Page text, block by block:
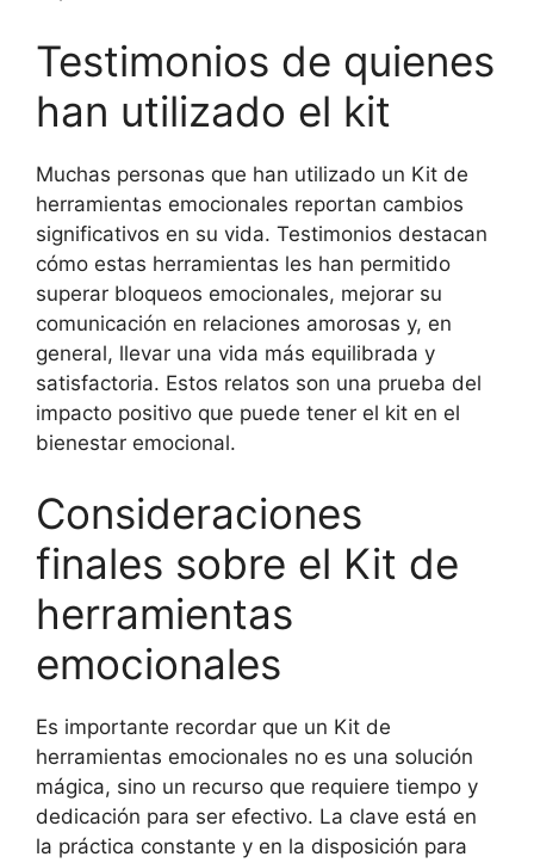
Testimonios de quienes
han utilizado el kit
Muchas personas que han utilizado un Kit de
herramientas emocionales reportan cambios
significativos en su vida. Testimonios destacan
cómo estas herramientas les han permitido
superar bloqueos emocionales, mejorar su
comunicación en relaciones amorosas y, en
general, llevar una vida más equilibrada y
satisfactoria. Estos relatos son una prueba del
impacto positivo que puede tener el kit en el
bienestar emocional.
Consideraciones
finales sobre el Kit de
herramientas
emocionales
Es importante recordar que un Kit de
herramientas emocionales no es una solución
mágica, sino un recurso que requiere tiempo y
dedicación para ser efectivo. La clave está en
la práctica constante y en la disposición para